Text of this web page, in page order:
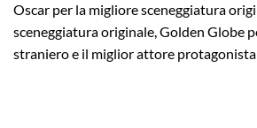
Oscar per la migliore sceneggiatura
sceneggiatura originale, Golden Globe
straniero e il miglior attore protagonista